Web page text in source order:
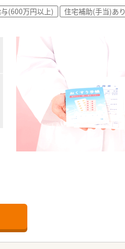
(600万円以上)
住宅補助(手当)あり